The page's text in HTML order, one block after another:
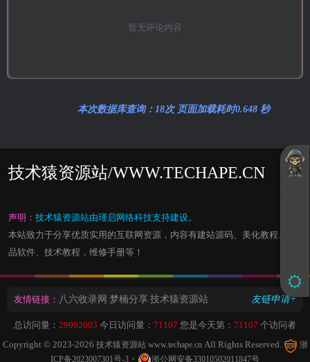
暂无评论内容
本次数据库查询：18次 页面加载耗时0.648 秒
技术猿资源站/WWW.TECHAPE.CN
声明： 技术猿资源站由瑾启网络科技支持建设。
本站致力于分享优质实用的互联网资源，内容有建站源码、美化教程、精
品软件、技术教程，维修手册等！
友链申请+
友情链接： 八六收录网 梦楠分享 技术猿资源站
总访问量： 29992003 今日访问量： 71107 您是今天第： 71107 个访问者
Copyright © 2023-2026 技术猿资源站 www.techape.cn All Rights Reserved.
浙
ICP备2023007301号-3 ・ 浙公网安备33010502011847号